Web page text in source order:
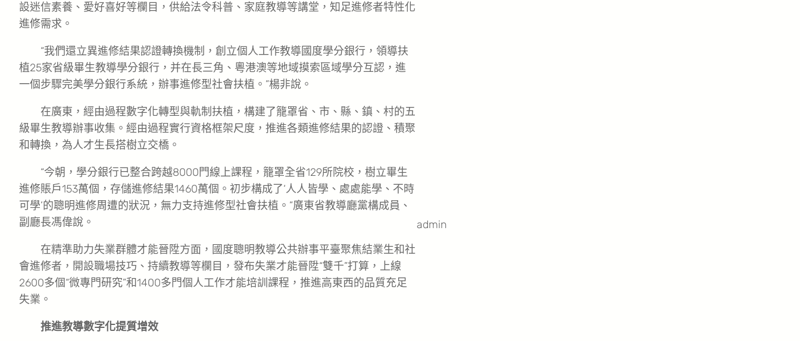
設迷信素養、愛好喜好等欄目，供給法令科普、家庭教導等講堂，知足進修者特性化
進修需求。
“我們還立異進修結果認證轉換機制，創立個人工作教導國度學分銀行，領導扶
植25家省級畢生教導學分銀行，并在長三角、粵港澳等地域摸索區域學分互認，進
一個步驟完美學分銀行系統，辦事進修型社會扶植。”楊非說。
在廣東，經由過程數字化轉型與軌制扶植，構建了籠罩省、市、縣、鎮、村的五
級畢生教導辦事收集。經由過程實行資格框架尺度，推進各類進修結果的認證、積聚
和轉換，為人才生長搭樹立交橋。
“今朝，學分銀行已整合跨越8000門線上課程，籠罩全省129所院校，樹立畢生
進修賬戶153萬個，存儲進修結果1460萬個。初步構成了‘人人皆學、處處能學、不時
可學’的聰明進修周遭的狀況，無力支持進修型社會扶植。”廣東省教導廳黨構成員、
副廳長馮偉說。
在精準助力失業群體才能晉陞方面，國度聰明教導公共辦事平臺聚焦結業生和社
會進修者，開設職場技巧、持續教導等欄目，發布失業才能晉陞“雙千”打算，上線
2600多個“微專門研究”和1400多門個人工作才能培訓課程，推進高東西的品質充足
失業。
推進教導數字化提質增效
admin